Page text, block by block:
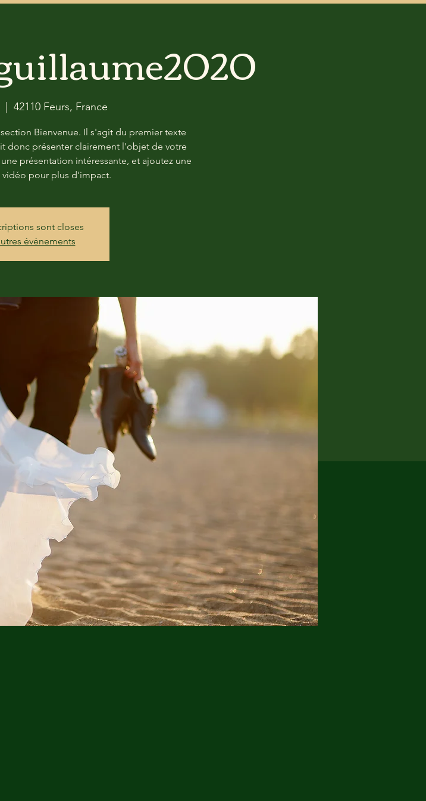
42110 Feurs, France
Bienvenue. Il s'agit du premier texte
donc présenter clairement l'objet de votre
présentation intéressante, et ajoutez une
vidéo pour plus d'impact.
sont closes
événements